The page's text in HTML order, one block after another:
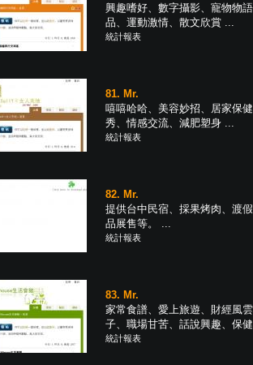
興趣嗜好、數字攝影、寵物物
品、運動激情、散文欣賞 ...
統計報表
81. Mr.
嘻嘻哈哈、美容妙招、居家保
秀、情感交流、減肥塑身 ...
統計報表
82. Mr.
提供台中民宿、採果烤肉、渡
品展售等。 ...
統計報表
83. Mr.
家常食譜、愛上旅遊、財經風
子、職場甘苦、話說興趣、保
統計報表